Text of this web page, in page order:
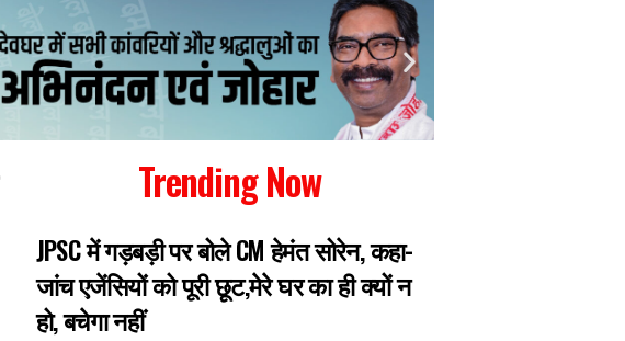
Trending Now
JPSC में गड़बड़ी पर बोले CM हेमंत सोरेन, कहा-
जांच एजेंसियों को पूरी छूट,मेरे घर का ही क्यों न
हो, बचेगा नहीं